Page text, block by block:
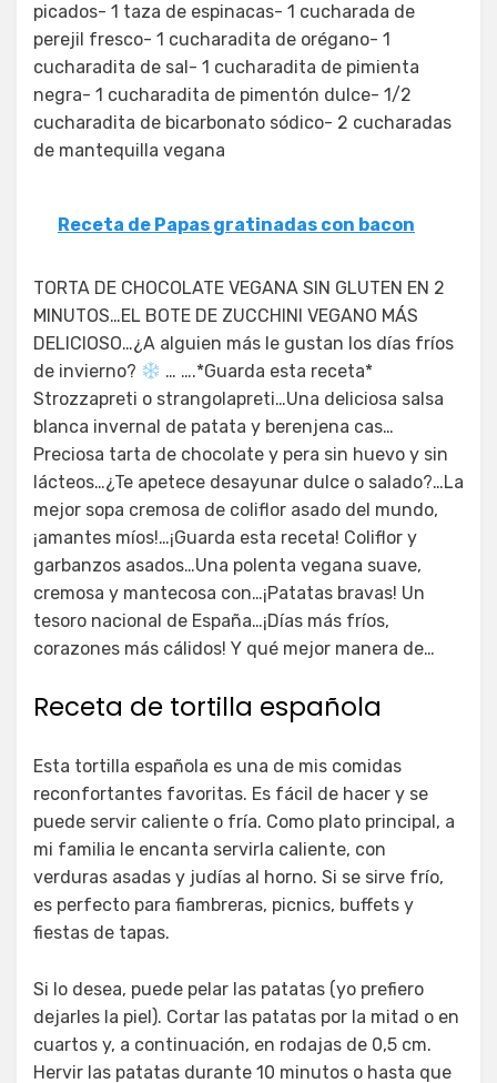
picados- 1 taza de espinacas- 1 cucharada de
perejil fresco- 1 cucharadita de orégano- 1
cucharadita de sal- 1 cucharadita de pimienta
negra- 1 cucharadita de pimentón dulce- 1/2
cucharadita de bicarbonato sódico- 2 cucharadas
de mantequilla vegana
Receta de Papas gratinadas con bacon
TORTA DE CHOCOLATE VEGANA SIN GLUTEN EN 2
MINUTOS…EL BOTE DE ZUCCHINI VEGANO MÁS
DELICIOSO…¿A alguien más le gustan los días fríos
de invierno?
… ….*Guarda esta receta*
Strozzapreti o strangolapreti…Una deliciosa salsa
blanca invernal de patata y berenjena cas…
Preciosa tarta de chocolate y pera sin huevo y sin
lácteos…¿Te apetece desayunar dulce o salado?…La
mejor sopa cremosa de coliflor asado del mundo,
¡amantes míos!…¡Guarda esta receta! Coliflor y
garbanzos asados…Una polenta vegana suave,
cremosa y mantecosa con…¡Patatas bravas! Un
tesoro nacional de España…¡Días más fríos,
corazones más cálidos! Y qué mejor manera de…
Receta de tortilla española
Esta tortilla española es una de mis comidas
reconfortantes favoritas. Es fácil de hacer y se
puede servir caliente o fría. Como plato principal, a
mi familia le encanta servirla caliente, con
verduras asadas y judías al horno. Si se sirve frío,
es perfecto para fiambreras, picnics, buffets y
fiestas de tapas.
Si lo desea, puede pelar las patatas (yo prefiero
dejarles la piel). Cortar las patatas por la mitad o en
cuartos y, a continuación, en rodajas de 0,5 cm.
Hervir las patatas durante 10 minutos o hasta que